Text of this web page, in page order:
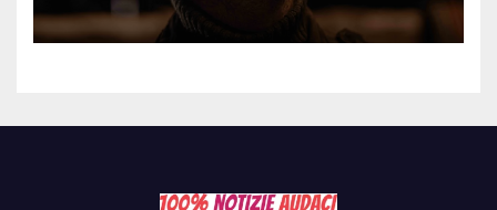
silenzio dopo la notte in
ospedale: come sta e cosa